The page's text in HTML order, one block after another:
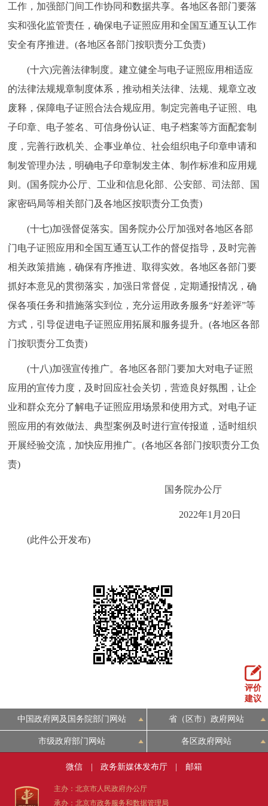
工作，加强部门间工作协同和数据共享。各地区各部门要落
实和强化监管责任，确保电子证照应用和全国互通互认工作
安全有序推进。(各地区各部门按职责分工负责)
(十六)完善法律制度。建立健全与电子证照应用相适应
的法律法规规章制度体系，推动相关法律、法规、规章立改
废释，保障电子证照合法合规应用。制定完善电子证照、电
子印章、电子签名、可信身份认证、电子档案等方面配套制
度，完善行政机关、企事业单位、社会组织电子印章申请和
制发管理办法，明确电子印章制发主体、制作标准和应用规
则。(国务院办公厅、工业和信息化部、公安部、司法部、国
家密码局等相关部门及各地区按职责分工负责)
(十七)加强督促落实。国务院办公厅加强对各地区各部
门电子证照应用和全国互通互认工作的督促指导，及时完善
相关政策措施，确保有序推进、取得实效。各地区各部门要
抓好本意见的贯彻落实，加强日常督促，定期通报情况，确
保各项任务和措施落实到位，充分运用政务服务“好差评”等
方式，引导促进电子证照应用拓展和服务提升。(各地区各部
门按职责分工负责)
(十八)加强宣传推广。各地区各部门要加大对电子证照
应用的宣传力度，及时回应社会关切，营造良好氛围，让企
业和群众充分了解电子证照应用场景和使用方式。对电子证
照应用的有效做法、典型案例及时进行宣传报道，适时组织
开展经验交流，加快应用推广。(各地区各部门按职责分工负
责)
国务院办公厅
2022年1月20日
(此件公开发布)
评价
建议
中国政府网及国务院部门网站 省（区市）政府网站
市级政府部门网站 各区政府网站
微信 政务新媒体发布厅 邮箱
主办：北京市人民政府办公厅
承办：北京市政务服务和数据管理局